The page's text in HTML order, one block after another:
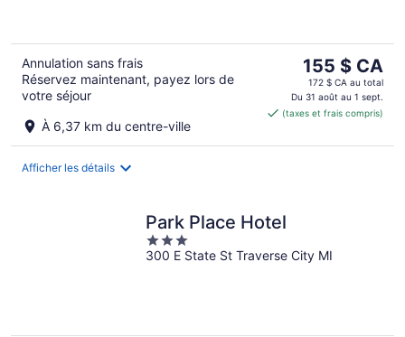
Annulation sans frais
Réservez maintenant, payez lors de
votre séjour
À 6,37 km du centre-ville
Le
prix
est
de 155 $ CA
155 $ CA
172 $ CA au total
Du 31 août au 1 sept.
(taxes et frais compris)
Afficher les détails
Park Place Hotel
3
out
300 E State St Traverse City MI